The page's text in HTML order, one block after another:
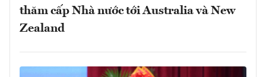
thăm cấp Nhà nước tới Australia và New
Zealand